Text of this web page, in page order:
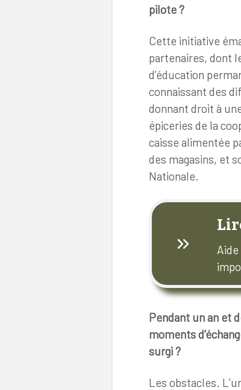
pilote ?
Cette initiative
partenaires, dont
d’éducation
connaissant des
donnant droit à
épiceries de la
caisse alimentée
des magasins, et
Nationale.
Pendant un an et
moments
surgi ?
Les obstacles.